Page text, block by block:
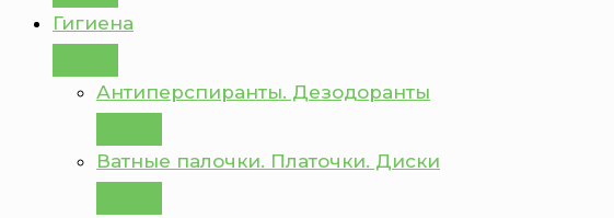
Гигиена
Антиперспиранты. Дезодоранты
Ватные палочки. Платочки. Диски